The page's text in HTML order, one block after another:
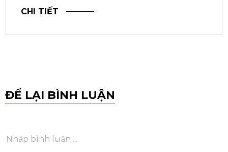
CHI TIẾT
ĐỂ LẠI BÌNH LUẬN